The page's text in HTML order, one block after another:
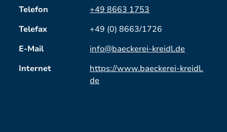
Telefon
+49 8663 1753
Telefax
+49 (0) 8663/1726
E-Mail
info@baeckerei-kreidl.de
Internet
https://www.baeckerei-kreidl.
de